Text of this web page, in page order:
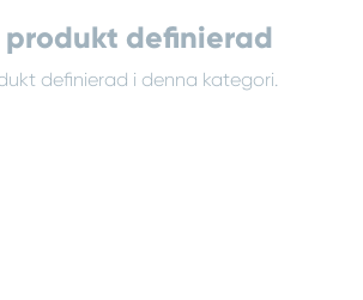
produkt definierad
definierad i denna kategori.